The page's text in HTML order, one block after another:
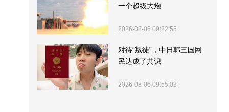
一个超级大炮
2026-08-06 09:22:55
对待“叛徒”，中日韩三国网
民达成了共识
2026-08-06 09:55:03